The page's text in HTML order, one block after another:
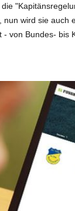
wird sie auch
von Bundes- bis